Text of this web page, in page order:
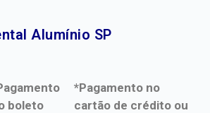
Alumínio SP​
boleto
*Pagamento no
cartão de crédito ou